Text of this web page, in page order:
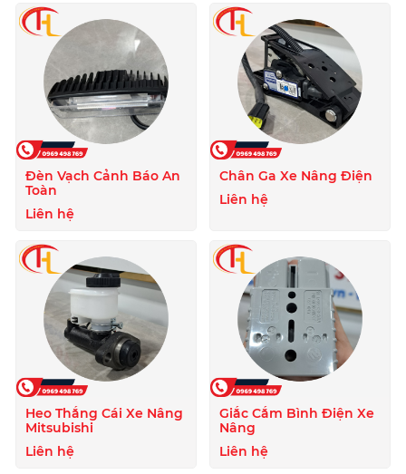
Đèn Vạch Cảnh Báo An
Toàn
Liên hệ
Chân Ga Xe Nâng Điện
Liên hệ
Heo Thắng Cái Xe Nâng
Mitsubishi
Liên hệ
Giắc Cắm Bình Điện Xe
Nâng
Liên hệ